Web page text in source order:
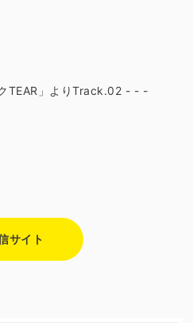
TEAR」よりTrack.02 - - -
サイト